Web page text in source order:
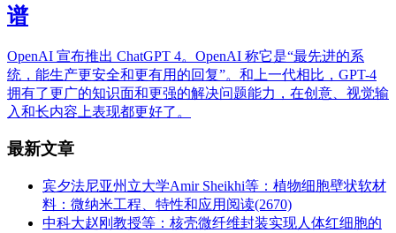
谱
OpenAI 宣布推出 ChatGPT 4。OpenAI 称它是“最先进的系
统，能生产更安全和更有用的回复”。和上一代相比，GPT-4
拥有了更广的知识面和更强的解决问题能力，在创意、视觉输
入和长内容上表现都更好了。
最新文章
宾夕法尼亚州立大学Amir Sheikhi等：植物细胞壁状软材
料：微纳米工程、特性和应用 阅读(2670)
中科大赵刚教授等：核壳微纤维封装实现人体红细胞的